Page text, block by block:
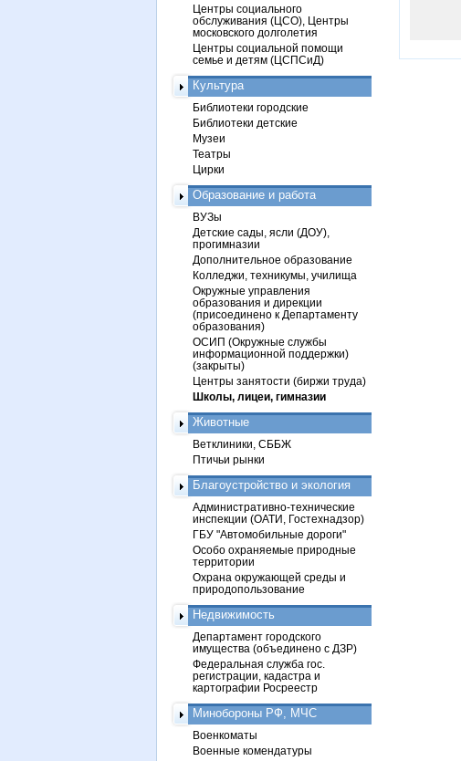
Центры социального
обслуживания (ЦСО), Центры
московского долголетия
Центры социальной помощи
семье и детям (ЦСПСиД)
Культура
Библиотеки городские
Библиотеки детские
Музеи
Театры
Цирки
Образование и работа
ВУЗы
Детские сады, ясли (ДОУ),
прогимназии
Дополнительное образование
Колледжи, техникумы, училища
Окружные управления
образования и дирекции
(присоединено к Департаменту
образования)
ОСИП (Окружные службы
информационной поддержки)
(закрыты)
Центры занятости (биржи труда)
Школы, лицеи, гимназии
Животные
Ветклиники, СББЖ
Птичьи рынки
Благоустройство и экология
Административно-технические
инспекции (ОАТИ, Гостехнадзор)
ГБУ "Автомобильные дороги"
Особо охраняемые природные
территории
Охрана окружающей среды и
природопользование
Недвижимость
Департамент городского
имущества (объединено с ДЗР)
Федеральная служба гос.
регистрации, кадастра и
картографии Росреестр
Минобороны РФ, МЧС
Военкоматы
Военные комендатуры